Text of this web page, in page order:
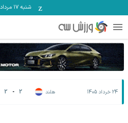
شنبه ۱۷ مرداد
24 خرداد 1405 هلند 2
-
2